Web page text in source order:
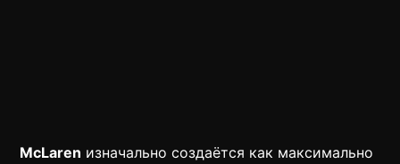
McLaren изначально создаётся как максимально